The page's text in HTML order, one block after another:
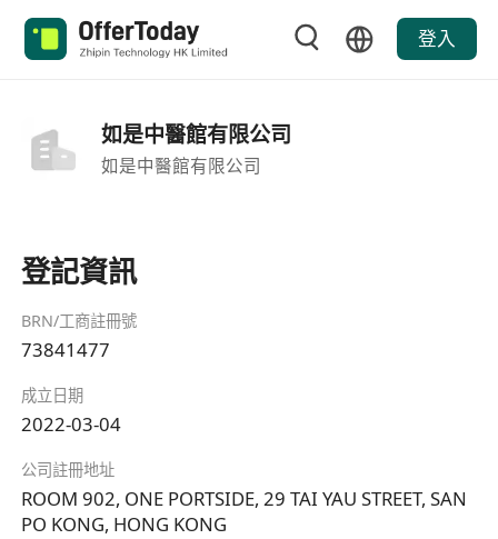
登入
如是中醫館有限公司
如是中醫館有限公司
登記資訊
BRN/工商註冊號
73841477
成立日期
2022-03-04
公司註冊地址
ROOM 902, ONE PORTSIDE, 29 TAI YAU STREET, SAN
PO KONG, HONG KONG